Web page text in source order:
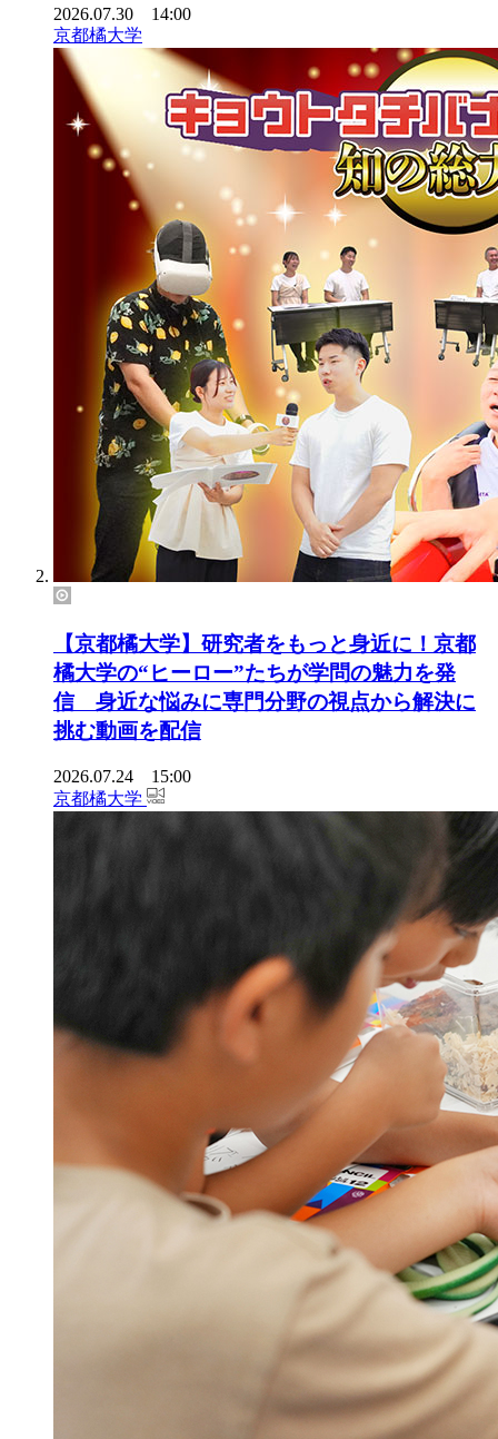
2026.07.30 14:00
京都橘大学
【京都橘大学】研究者をもっと身近に！京都
橘大学の“ヒーロー”たちが学問の魅力を発
信 身近な悩みに専門分野の視点から解決に
挑む動画を配信
2026.07.24 15:00
京都橘大学